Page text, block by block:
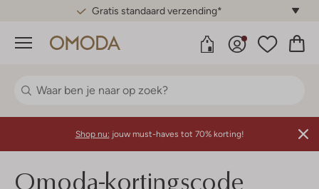
Gratis standaard verzending*
Menu
Shop nu: jouw must-haves tot 70% korting!
Omoda-kortingscode